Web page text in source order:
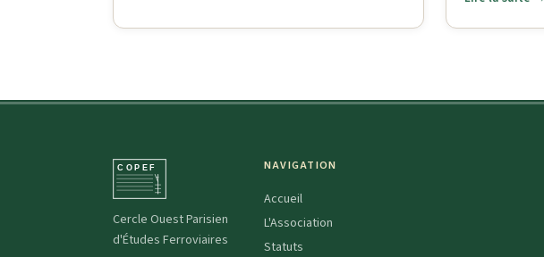
Cercle Ouest Parisien
d'Études Ferroviaires
NAVIGATION
Accueil
L'Association
Statuts